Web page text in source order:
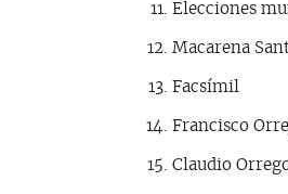
Elecciones
Macarena
Facsímil
Francisco
Claudio